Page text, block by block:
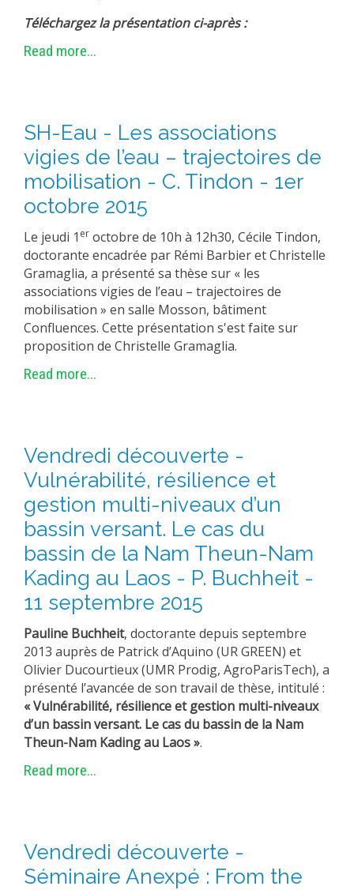
Téléchargez la présentation ci-après :
Read more...
SH-Eau - Les associations
vigies de l’eau – trajectoires de
mobilisation - C. Tindon - 1er
octobre 2015
Le jeudi 1 er octobre de 10h à 12h30, Cécile Tindon,
doctorante encadrée par Rémi Barbier et Christelle
Gramaglia, a présenté sa thèse sur « les
associations vigies de l’eau – trajectoires de
mobilisation » en salle Mosson, bâtiment
Confluences. Cette présentation s'est faite sur
proposition de Christelle Gramaglia.
Read more...
Vendredi découverte -
Vulnérabilité, résilience et
gestion multi-niveaux d’un
bassin versant. Le cas du
bassin de la Nam Theun-Nam
Kading au Laos - P. Buchheit -
11 septembre 2015
Pauline Buchheit, doctorante depuis septembre
2013 auprès de Patrick d’Aquino (UR GREEN) et
Olivier Ducourtieux (UMR Prodig, AgroParisTech), a
présenté l’avancée de son travail de thèse, intitulé :
« Vulnérabilité, résilience et gestion multi-niveaux
d’un bassin versant. Le cas du bassin de la Nam
Theun-Nam Kading au Laos ».
Read more...
Vendredi découverte -
Séminaire Anexpé : From the